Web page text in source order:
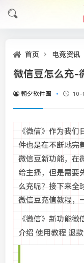
首页 电竞资讯
微信豆怎么充-
朝夕软件园 10-
《微信》作为我
件也是在不断地完
微信豆新功能，在
给主播，但是需要
么充呢？接下来全
微信豆充值教程，
《微信》新功能
介绍 使用教程 退